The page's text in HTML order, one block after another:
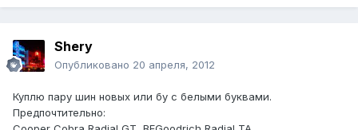
Shery
Опубликовано 20 апреля, 2012
Куплю пару шин новых или бу с белыми буквами.
Предпочтительно: